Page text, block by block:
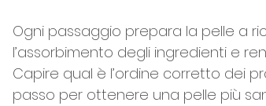
Ogni passaggio prepara la pelle a
l’assorbimento degli ingredienti e
Capire qual è l’ordine corretto dei
passo per ottenere una pelle più